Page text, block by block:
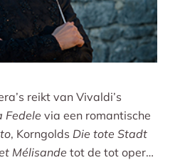
reikt van Vivaldi’s
Fedele via een romantische
, Korngolds Die tote Stadt
Mélisande tot de tot opera